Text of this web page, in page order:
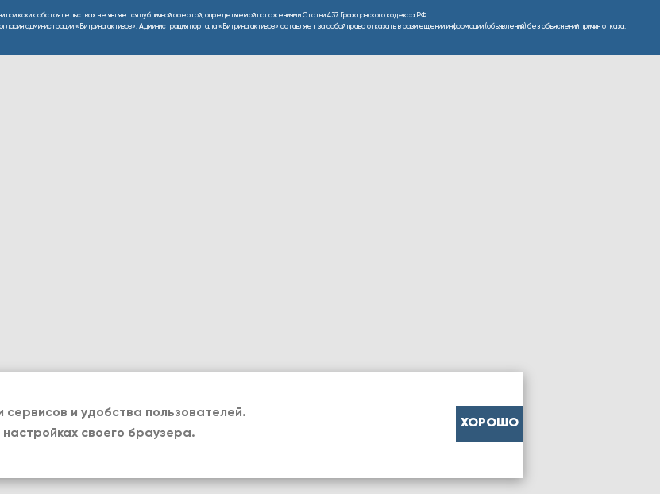
при каких обстоятельствах не является публичной офертой, определяемой положениями Статьи 437 Гражданского кодекса РФ.
администрации «Витрина активов». Администрация портала «Витрина активов» оставляет за собой право отказать в размещении информации (объявлений) без объяснений причин отказа.
сервисов и удобства пользователей.
своего браузера.
ХОРОШО